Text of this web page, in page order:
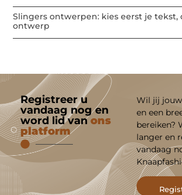
Slingers ontwerpen: kies eerst je tekst,
ontwerp
Registreer u
vandaag nog en
word lid vanons
platform
Wil jij
en een
bereiken?
langer en
vandaag